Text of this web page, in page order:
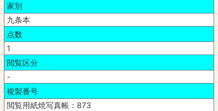
家別
九条本
点数
1
閲覧区分
-
複製番号
閲覧用紙焼写真帳：873